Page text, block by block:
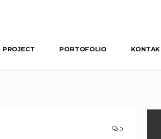
PROJECT PORTOFOLIO KONTAK
0